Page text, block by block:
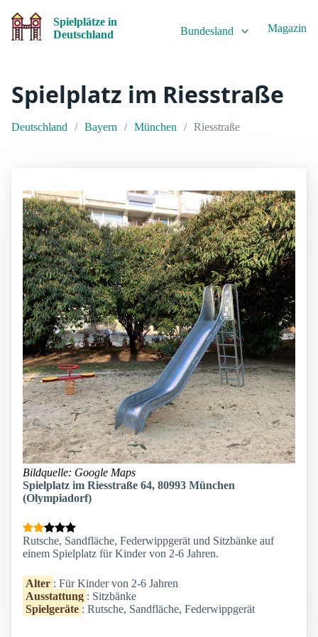
Spielplätze in
Deutschland
Bundesland Magazin
Spielplatz im Riesstraße
Deutschland Bayern München Riesstraße
Bildquelle: Google Maps
Spielplatz im Riesstraße 64, 80993 München
(Olympiadorf)
Rutsche, Sandfläche, Federwippgerät und Sitzbänke auf
einem Spielplatz für Kinder von 2-6 Jahren.
Alter : Für Kinder von 2-6 Jahren
Ausstattung : Sitzbänke
Spielgeräte : Rutsche, Sandfläche, Federwippgerät